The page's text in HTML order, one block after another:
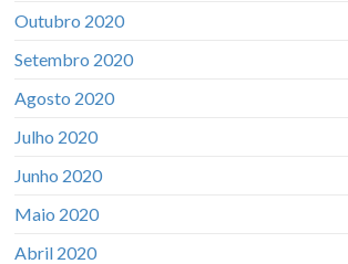
Outubro 2020
Setembro 2020
Agosto 2020
Julho 2020
Junho 2020
Maio 2020
Abril 2020